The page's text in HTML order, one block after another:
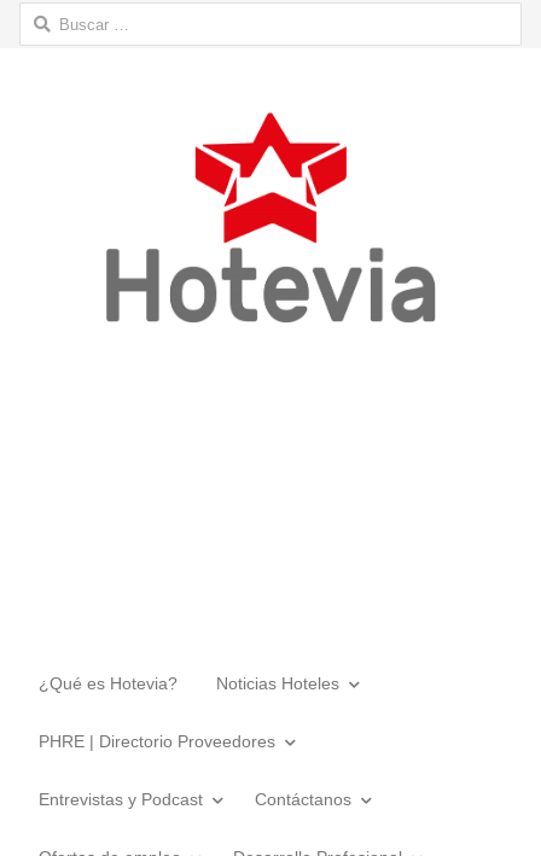
Buscar:
¿Qué es Hotevia? Noticias Hoteles
PHRE | Directorio Proveedores
Entrevistas y Podcast Contáctanos